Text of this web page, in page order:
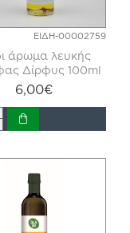
ΕΙΔΗ-00002759
άρωμα λευκής
Δίρφυς 100ml
6,00€